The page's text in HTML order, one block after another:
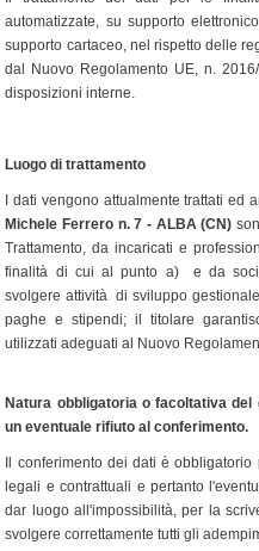
automatizzate, su supporto
supporto cartaceo, nel rispetto delle
dal Nuovo Regolamento UE, n.
disposizioni interne.
Luogo di trattamento
I dati vengono attualmente trattati ed
Michele Ferrero n. 7 - ALBA (CN)
Trattamento, da incaricati e
finalità di cui al punto a) e da
svolgere attività di sviluppo
paghe e stipendi; il titolare
utilizzati adeguati al Nuovo
Natura obbligatoria o facoltativa
un eventuale rifiuto al conferimento.
Il conferimento dei dati è
legali e contrattuali e pertanto
dar luogo all'impossibilità, per la
svolgere correttamente tutti gli